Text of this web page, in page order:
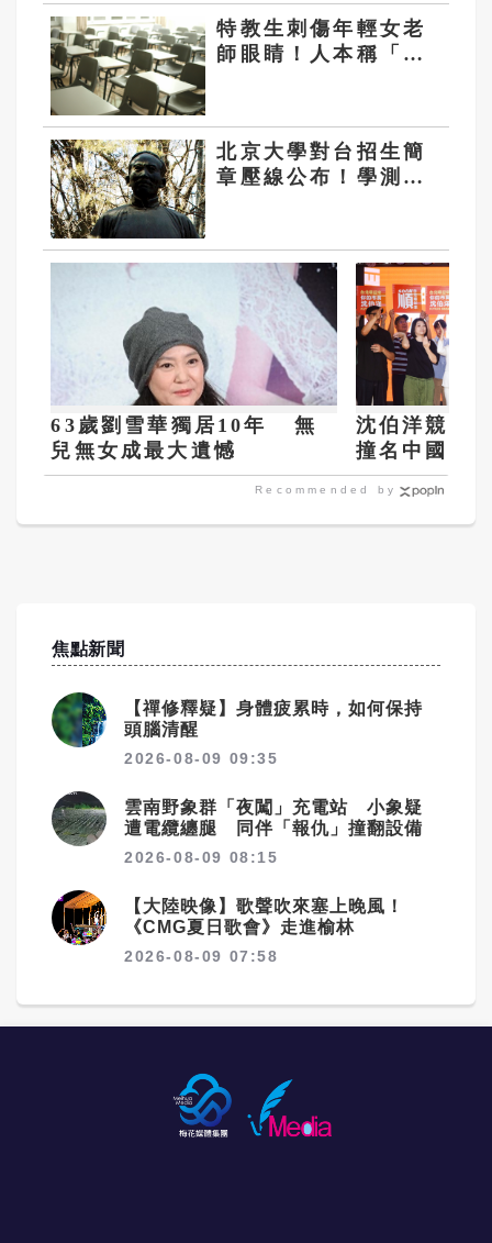
特教生刺傷年輕女老
師眼睛！人本稱「應
北京大學對台招生簡
章壓線公布！學測4
63歲劉雪華獨居10年 無
兒無女成最大遺憾
沈伯洋競選
撞名中國歌
戰台灣人？
Recommended by
焦點新聞
【禪修釋疑】身體疲累時，如何保持
頭腦清醒
2026-08-09 09:35
雲南野象群「夜闖」充電站 小象疑
遭電纜纏腿 同伴「報仇」撞翻設備
2026-08-09 08:15
【大陸映像】歌聲吹來塞上晚風！
《CMG夏日歌會》走進榆林
2026-08-09 07:58